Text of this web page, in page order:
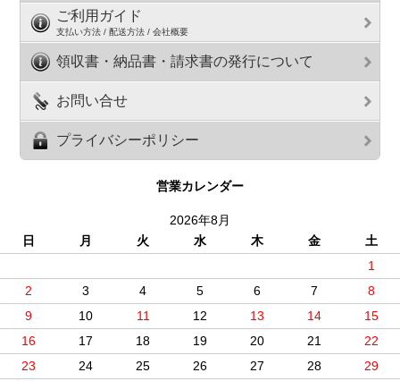
ご利用ガイド
支払い方法 / 配送方法 / 会社概要
領収書・納品書・請求書の発行について
お問い合せ
プライバシーポリシー
営業カレンダー
2026年8月
日
月 火 水 木 金
土
1
2
3 4 5 6 7
8
9
10 11 12 13 14
15
16
17 18 19 20 21
22
23
24 25 26 27 28
29